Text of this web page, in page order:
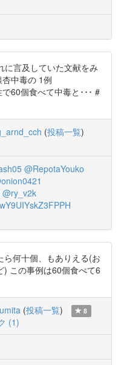
言及していた文献をみ
中毒の 1例
60個食べて中毒と･･･ #
(投稿一覧)
@RepotaYouko
@ry_v2k
何十個、もありえる(お
) この事例は60個食べて6
(投稿一覧)
8
(1)